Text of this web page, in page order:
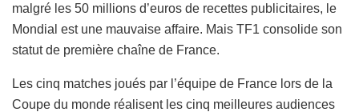
malgré les 50 millions d’euros de recettes publicitaires, le
Mondial est une mauvaise affaire. Mais TF1 consolide son
statut de première chaîne de France.
Les cinq matches joués par l’équipe de France lors de la
Coupe du monde réalisent les cinq meilleures audiences